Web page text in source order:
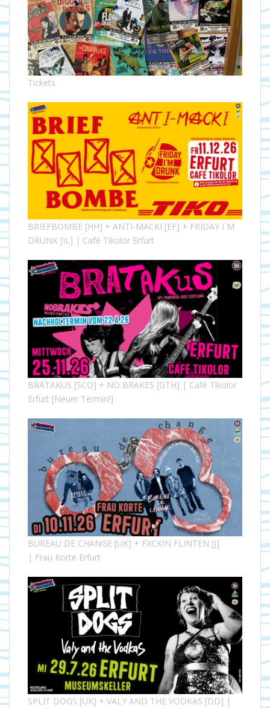
Tickets
BRIEFBOMBE [HH] + ANTI-MACKI [EF] + FRIDAY I´M
DRUNK [IL] | Café Tikolor Erfurt
BRATAKUS [SCO] + NO BRAKES [GTH] | Café Tikolor
Erfurt [Neuer Termin!]
BUREAU DE CHANGE [UK] + FXCKIN FLINTEN [J]
| Frau Korte Erfurt
SPLIT DOGS [UK] + VALY AND THE VODKAS [DD] |